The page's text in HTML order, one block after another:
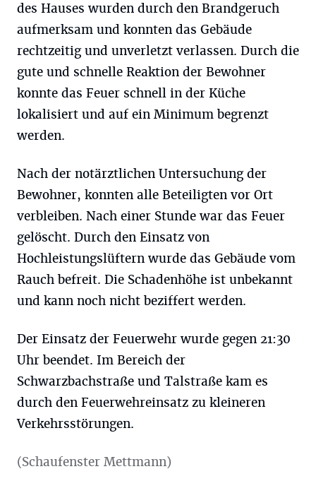
des Hauses wurden durch den Brandgeruch
aufmerksam und konnten das Gebäude
rechtzeitig und unverletzt verlassen. Durch die
gute und schnelle Reaktion der Bewohner
konnte das Feuer schnell in der Küche
lokalisiert und auf ein Minimum begrenzt
werden.
Nach der notärztlichen Untersuchung der
Bewohner, konnten alle Beteiligten vor Ort
verbleiben. Nach einer Stunde war das Feuer
gelöscht. Durch den Einsatz von
Hochleistungslüftern wurde das Gebäude vom
Rauch befreit. Die Schadenhöhe ist unbekannt
und kann noch nicht beziffert werden.
Der Einsatz der Feuerwehr wurde gegen 21:30
Uhr beendet. Im Bereich der
Schwarzbachstraße und Talstraße kam es
durch den Feuerwehreinsatz zu kleineren
Verkehrsstörungen.
(Schaufenster Mettmann)